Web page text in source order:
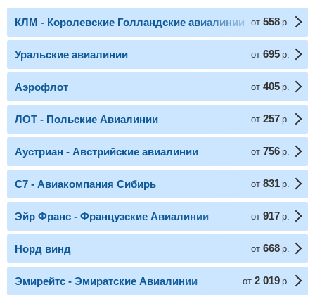
КЛМ - Королевские Голландские авиалинии от 558 р.
Уральские авиалинии от 695 р.
Аэрофлот от 405 р.
ЛОТ - Польские Авиалинии от 257 р.
Аустриан - Австрийские авиалинии от 756 р.
С7 - Авиакомпания Сибирь от 831 р.
Эйр Франс - Французские Авиалинии от 917 р.
Норд винд от 668 р.
Эмирейтс - Эмиратские Авиалинии от 2 019 р.